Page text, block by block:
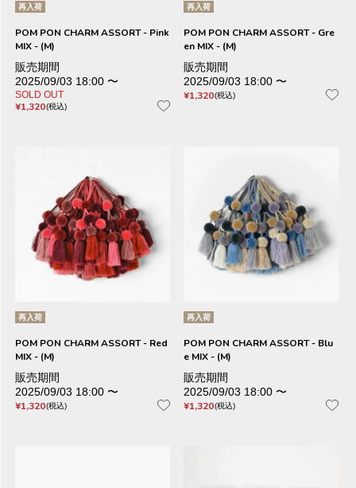
再入荷
POM PON CHARM ASSORT - Pink
MIX - (M)
販売期間
2025/09/03 18:00 〜
SOLD OUT
¥1,320 税込
再入荷
POM PON CHARM ASSORT - Gre
en MIX - (M)
販売期間
2025/09/03 18:00 〜
¥1,320 税込
再入荷
POM PON CHARM ASSORT - Red
MIX - (M)
販売期間
2025/09/03 18:00 〜
¥1,320 税込
再入荷
POM PON CHARM ASSORT - Blu
e MIX - (M)
販売期間
2025/09/03 18:00 〜
¥1,320 税込